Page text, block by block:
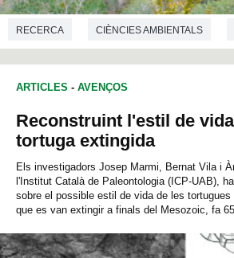
RECERCA CIÈNCIES AMBIENTALS
ARTICLES - AVENÇOS
Reconstruint l'estil de
tortuga extingida
Els investigadors Josep Marmi, Bernat Vila i
l'Institut Català de Paleontologia (ICP-UAB),
sobre el possible estil de vida de les
que es van extingir a finals del Mesozoic, fa